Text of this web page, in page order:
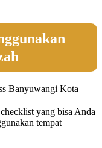
yang bisa Anda
tempat